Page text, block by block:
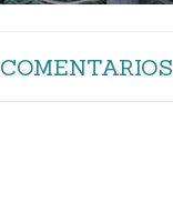
COMENTARIOS